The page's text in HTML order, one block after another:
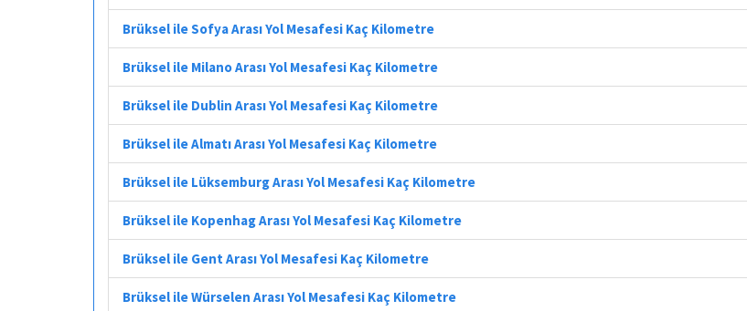
Brüksel ile Sofya Arası Yol Mesafesi Kaç Kilometre
Brüksel ile Milano Arası Yol Mesafesi Kaç Kilometre
Brüksel ile Dublin Arası Yol Mesafesi Kaç Kilometre
Brüksel ile Almatı Arası Yol Mesafesi Kaç Kilometre
Brüksel ile Lüksemburg Arası Yol Mesafesi Kaç Kilometre
Brüksel ile Kopenhag Arası Yol Mesafesi Kaç Kilometre
Brüksel ile Gent Arası Yol Mesafesi Kaç Kilometre
Brüksel ile Würselen Arası Yol Mesafesi Kaç Kilometre